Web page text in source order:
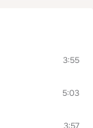
3:55
5:03